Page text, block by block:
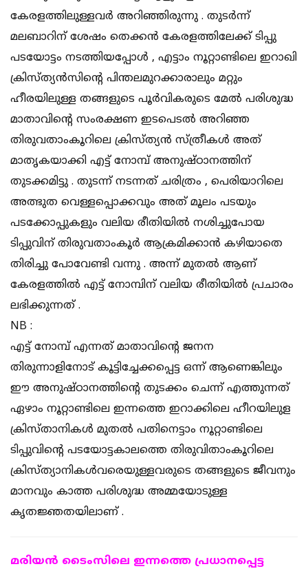
കേരളത്തിലുള്ളവർ അറിഞ്ഞിരുന്നു . തുടർന്ന്
മലബാറിന് ശേഷം തെക്കൻ കേരളത്തിലേക്ക് ടിപ്പു
പടയോട്ടം നടത്തിയപ്പോൾ , എട്ടാം നൂറ്റാണ്ടിലെ ഇറാഖി
ക്രിസ്ത്യൻസിന്റെ പിന്തലമുറക്കാരാലും മറ്റും
ഹീരയിലുള്ള തങ്ങളുടെ പൂർവികരുടെ മേൽ പരിശുദ്ധ
മാതാവിന്റെ സംരക്ഷണ ഇടപെടൽ അറിഞ്ഞ
തിരുവതാംകൂറിലെ ക്രിസ്ത്യൻ സ്ത്രീകൾ അത്
മാതൃകയാക്കി എട്ട് നോമ്പ് അനുഷ്ഠാനത്തിന്
തുടക്കമിട്ടു . തുടന്ന് നടന്നത് ചരിത്രം , പെരിയാറിലെ
അത്ഭുത വെള്ളപ്പൊക്കവും അത് മൂലം പടയും
പടക്കോപ്പുകളും വലിയ രീതിയിൽ നശിച്ചുപോയ
ടിപ്പുവിന് തിരുവതാംകൂർ ആക്രമിക്കാൻ കഴിയാതെ
തിരിച്ചു പോവേണ്ടി വന്നു . അന്ന് മുതൽ ആണ്
കേരളത്തിൽ എട്ട് നോമ്പിന് വലിയ രീതിയിൽ പ്രചാരം
ലഭിക്കുന്നത് .
NB :
എട്ട് നോമ്പ് എന്നത് മാതാവിന്റെ ജനന
തിരുന്നാളിനോട് കൂട്ടിച്ചേക്കപ്പെട്ട ഒന്ന് ആണെങ്കിലും
ഈ അനുഷ്ഠാനത്തിന്റെ തുടക്കം ചെന്ന് എത്തുന്നത്
ഏഴാം നൂറ്റാണ്ടിലെ ഇന്നത്തെ ഇറാക്കിലെ ഹീറയിലുള
ക്രിസ്താനികൾ മുതൽ പതിനെട്ടാം നൂറ്റാണ്ടിലെ
ടിപ്പുവിന്റെ പടയോട്ടകാലത്തെ തിരുവിതാംകൂറിലെ
ക്രിസ്ത്യാനികൾവരെയുള്ളവരുടെ തങ്ങളുടെ ജീവനും
മാനവും കാത്ത പരിശുദ്ധ അമ്മയോടുള്ള
കൃതജ്ഞതയിലാണ് .
മരിയന്‍ ടൈംസിലെ ഇന്നത്തെ പ്രധാനപ്പെട്ട